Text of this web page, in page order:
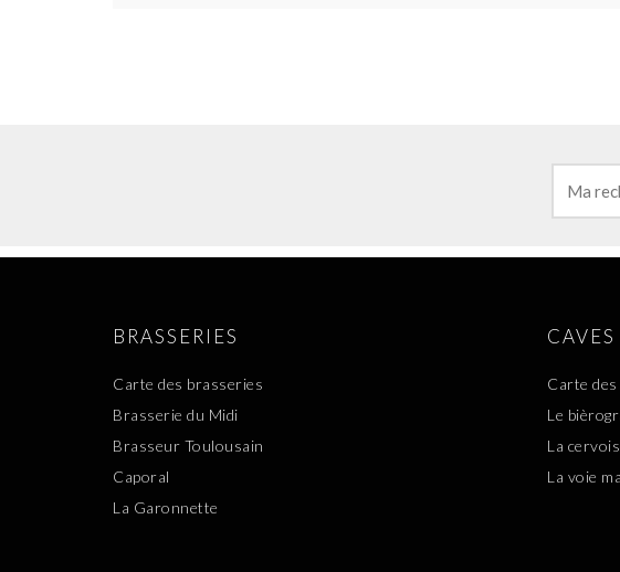
BRASSERIES
Carte des brasseries
Brasserie du Midi
Brasseur Toulousain
Caporal
La Garonnette
Carte des
Le
La
La voie